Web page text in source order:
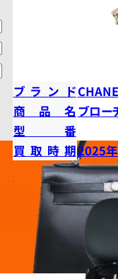
ブランド
商品名 ブロー
型番
買取時期2025